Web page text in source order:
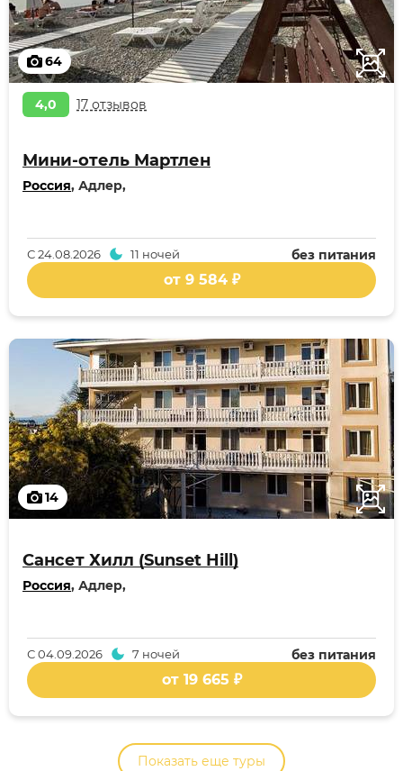
64
4,0 17 отзывов
Мини-отель Мартлен
Россия, Адлер,
без питания
С24.08.2026 11 ночей
от 9 584 ₽
14
Сансет Хилл (Sunset Hill)
Россия, Адлер,
без питания
С04.09.2026 7 ночей
от 19 665 ₽
Показать еще туры